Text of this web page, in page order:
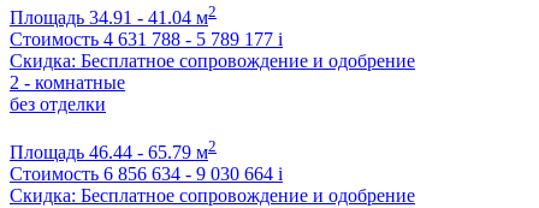
Площадь 34.91 - 41.04 м2
Стоимость 4 631 788 - 5 789 177 i
Скидка: Бесплатное сопровождение и одобрение
2 - комнатные
без отделки
Площадь 46.44 - 65.79 м2
Стоимость 6 856 634 - 9 030 664 i
Скидка: Бесплатное сопровождение и одобрение